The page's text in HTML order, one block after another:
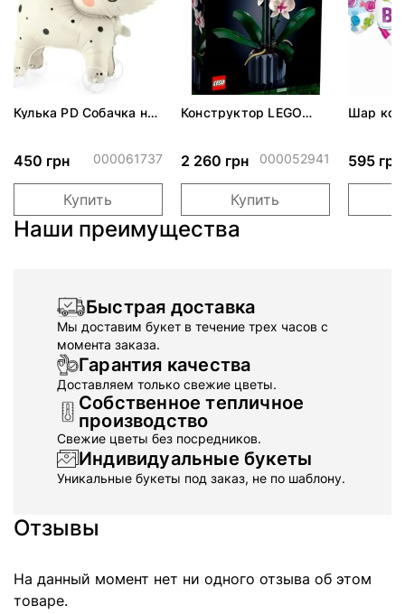
Кулька PD Собачка на
450 грн 000061737
Купить
Конструктор LEGO
2 260 грн 000052941
Купить
Шар
595 грн
Наши преимущества
Быстрая доставка
Мы доставим букет в течение трех часов с
момента заказа.
Гарантия качества
Доставляем только свежие цветы.
Собственное тепличное
производство
Свежие цветы без посредников.
Индивидуальные букеты
Уникальные букеты под заказ, не по шаблону.
Отзывы
На данный момент нет ни одного отзыва об этом
товаре.